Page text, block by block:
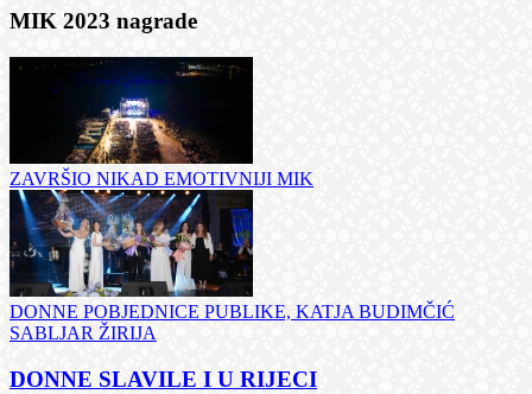
MIK 2023 nagrade
ZAVRŠIO NIKAD EMOTIVNIJI MIK
DONNE POBJEDNICE PUBLIKE, KATJA BUDIMČIĆ
SABLJAR ŽIRIJA
DONNE SLAVILE I U RIJECI